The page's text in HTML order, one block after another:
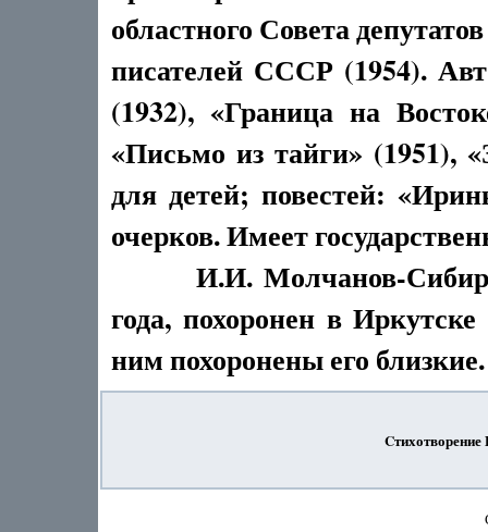
областного Совета
писателей СССР (1954).
(1932), «Граница на
«Письмо из тайги» (1951),
для детей; повестей:
очерков. Имеет
И.И. Молчанов-
года, похоронен в
ним похоронены его